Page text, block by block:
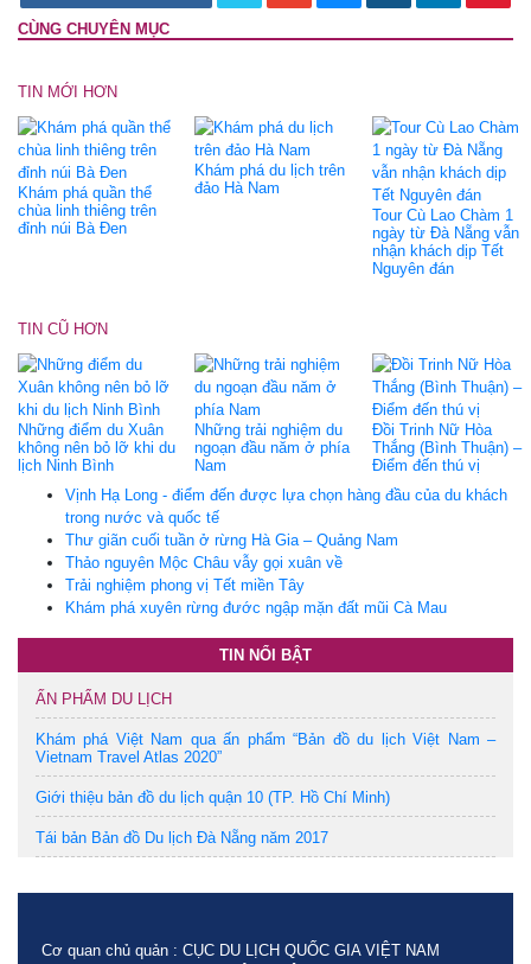
CÙNG CHUYÊN MỤC
TIN MỚI HƠN
Khám phá quần thể
chùa linh thiêng trên
đỉnh núi Bà Đen
Khám phá du lịch trên
đảo Hà Nam
Tour Cù Lao Chàm 1
ngày từ Đà Nẵng vẫn
nhận khách dịp Tết
Nguyên đán
TIN CŨ HƠN
Những điểm du Xuân
không nên bỏ lỡ khi du
lịch Ninh Bình
Những trải nghiệm du
ngoạn đầu năm ở phía
Nam
Đồi Trinh Nữ Hòa
Thắng (Bình Thuận) –
Điểm đến thú vị
Vịnh Hạ Long - điểm đến được lựa chọn hàng đầu của du khách
trong nước và quốc tế
Thư giãn cuối tuần ở rừng Hà Gia – Quảng Nam
Thảo nguyên Mộc Châu vẫy gọi xuân về
Trải nghiệm phong vị Tết miền Tây
Khám phá xuyên rừng đước ngập mặn đất mũi Cà Mau
TIN NỔI BẬT
ẤN PHẨM DU LỊCH
Khám phá Việt Nam qua ấn phẩm “Bản đồ du lịch Việt Nam –
Vietnam Travel Atlas 2020”
Giới thiệu bản đồ du lịch quận 10 (TP. Hồ Chí Minh)
Tái bản Bản đồ Du lịch Đà Nẵng năm 2017
Cơ quan chủ quản : CỤC DU LỊCH QUỐC GIA VIỆT NAM